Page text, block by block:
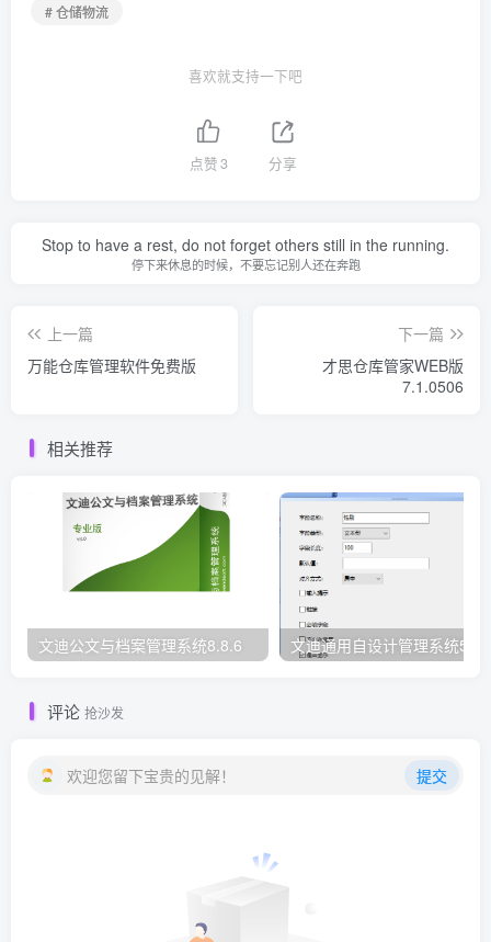
# 仓储物流
喜欢就支持一下吧
点赞3 分享
Stop to have a rest, do not forget others still in the running.
停下来休息的时候，不要忘记别人还在奔跑
上一篇
万能仓库管理软件免费版
下一篇
才思仓库管家WEB版
7.1.0506
相关推荐
文迪公文与档案管理系统8.8.6 文迪通用自设计管理系统
评论 抢沙发
欢迎您留下宝贵的见解！ 提交